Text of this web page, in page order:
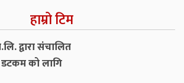
हाम्रो टिम
द्वारा संचालित
को लागि